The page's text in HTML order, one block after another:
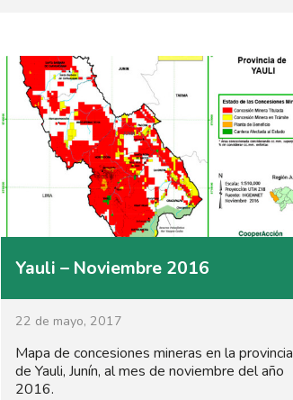
Yauli – Noviembre 2016
22 de mayo, 2017
Mapa de concesiones mineras en la provincia
de Yauli, Junín, al mes de noviembre del año
2016.